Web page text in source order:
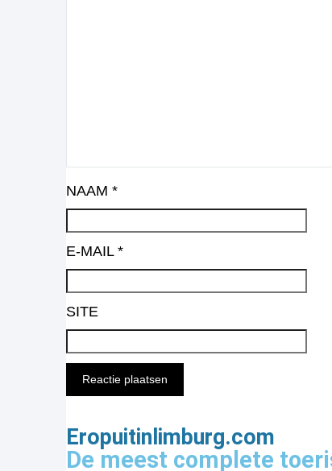
NAAM *
E-MAIL *
SITE
Eropuitinlimburg.com
De meest complete